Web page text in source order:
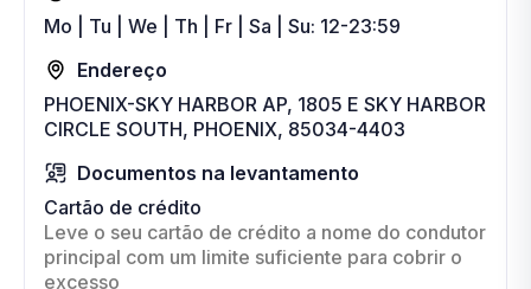
Mo | Tu | We | Th | Fr | Sa | Su: 12-23:59
Endereço
PHOENIX-SKY HARBOR AP, 1805 E SKY HARBOR
CIRCLE SOUTH, PHOENIX, 85034-4403
Documentos na levantamento
Cartão de crédito
Leve o seu cartão de crédito a nome do condutor
principal com um limite suficiente para cobrir o
excesso